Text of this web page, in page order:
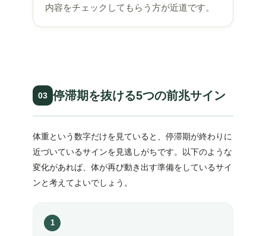
内容をチェックしてもらう方が近道です。
03 停滞期を抜ける5つの前兆サイン
体重という数字だけを見ていると、停滞期が終わりに
近づいているサインを見逃しがちです。以下のような
変化があれば、体が再び動き出す準備をしているサイ
ンと考えてよいでしょう。
1